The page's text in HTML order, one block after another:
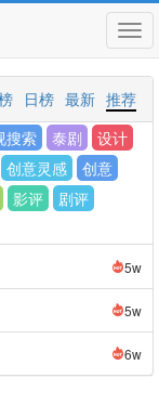
推荐
最新
日榜
搜索 泰剧
设计
创意灵感
创意
影评
剧评
5w
5w
6w